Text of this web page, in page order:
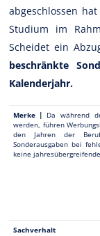
abgeschlossen
Studium im
Scheidet ein
beschränkte
Kalenderjahr.
Merke | Da während
werden, führen
den Jahren der
Sonderausgaben bei
keine
Sachverhalt